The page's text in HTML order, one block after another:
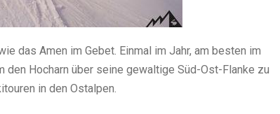
das Amen im Gebet. Einmal im Jahr, am besten im
den Hocharn über seine gewaltige Süd-Ost-Flanke zu
in den Ostalpen.